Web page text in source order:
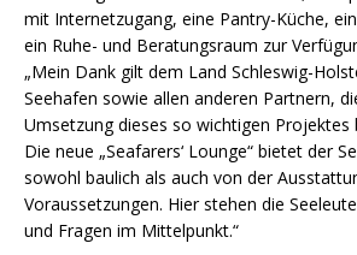
mit Internetzugang, eine Pantry-Küche,
ein Ruhe- und Beratungsraum zur
„Mein Dank gilt dem Land Schleswig-
Seehafen sowie allen anderen Partnern,
Umsetzung dieses so wichtigen Projektes
Die neue „Seafarers‘ Lounge“ bietet der
sowohl baulich als auch von der
Voraussetzungen. Hier stehen die
und Fragen im Mittelpunkt.“